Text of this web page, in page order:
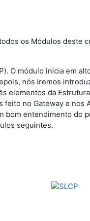
os Módulos deste
O módulo inicia em
nós iremos
elementos da
no Gateway e nos
entendimento do
seguintes.